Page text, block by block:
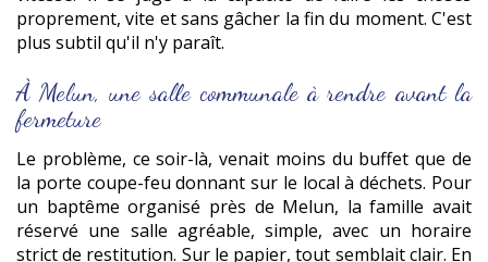
proprement, vite et sans gâcher la fin du moment. C'est
plus subtil qu'il n'y paraît.
À Melun, une salle communale à rendre avant la
fermeture
Le problème, ce soir-là, venait moins du buffet que de
la porte coupe-feu donnant sur le local à déchets. Pour
un baptême organisé près de Melun, la famille avait
réservé une salle agréable, simple, avec un horaire
strict de restitution. Sur le papier, tout semblait clair. En